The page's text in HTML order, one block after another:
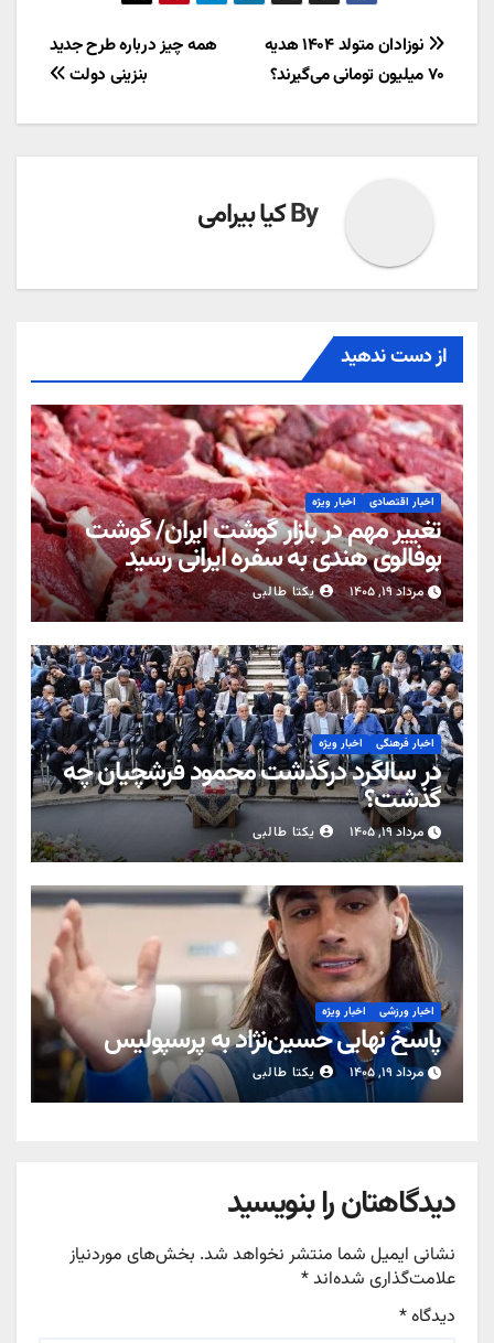
راهبری
نوشته
همه چیز درباره طرح جدید
بنزینی دولت
نوزادان متولد ۱۴۰۴ هدیه
۷۰ میلیون تومانی می‌گیرند؟
Byکیا بیرامی
از دست ندهید
اخبار اقتصادی اخبار ویژه
تغییر مهم در بازار گوشت ایران/ گوشت
بوفالوی هندی به سفره ایرانی رسید
مرداد ۱۹, ۱۴۰۵ یکتا طالبی
اخبار فرهنگی اخبار ویژه
در سالگرد درگذشت محمود فرشچیان چه
گذشت؟
مرداد ۱۹, ۱۴۰۵ یکتا طالبی
اخبار ورزشی اخبار ویژه
پاسخ نهایی حسین‌نژاد به پرسپولیس
مرداد ۱۹, ۱۴۰۵ یکتا طالبی
دیدگاهتان را بنویسید
نشانی ایمیل شما منتشر نخواهد شد. بخش‌های موردنیاز
علامت‌گذاری شده‌اند*
دیدگاه*